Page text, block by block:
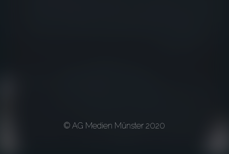
© AG Medien Münster 2020